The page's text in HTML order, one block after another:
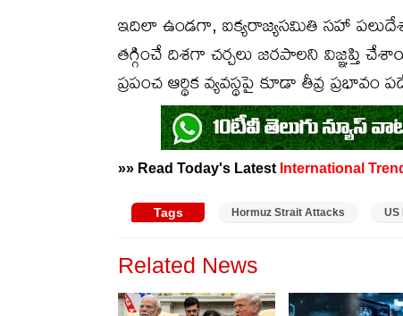
ఇదిలా ఉండగా, ఐక్యరాజ్యసమితి సహా
తగ్గించే దిశగా చర్చలు జరపాలని విజ్ఞప్తి
ప్రపంచ ఆర్థిక వ్యవస్థపై కూడా తీవ్ర ప్రభావం
»» Read Today's Latest International
Tags Hormuz Strait Attacks US
Related News